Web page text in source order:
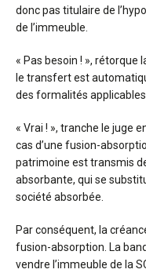
donc pas titulaire de
de l’immeuble.
« Pas besoin ! », rétorque
le transfert est
des formalités applicables
« Vrai ! », tranche le juge
cas d’une fusion-
patrimoine est transmis
absorbante, qui se
société absorbée.
Par conséquent, la
fusion-absorption. La
vendre l’immeuble de la